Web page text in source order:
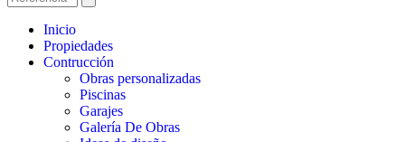
Inicio
Propiedades
Contrucción
Obras personalizadas
Piscinas
Garajes
Galería De Obras